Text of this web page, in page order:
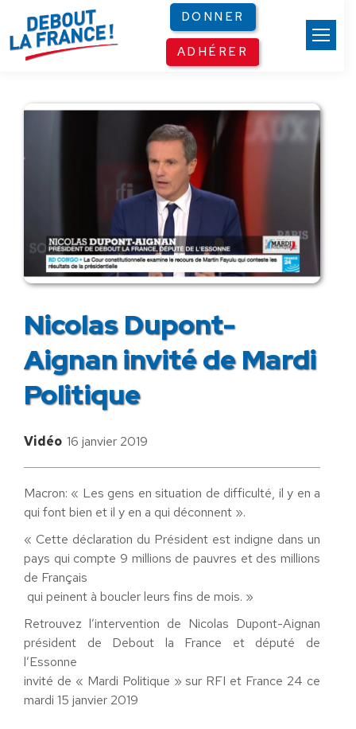
DONNER
ADHÉRER
Nicolas Dupont-
Aignan invité de Mardi
Politique
Vidéo 16 janvier 2019
Macron: « Les gens en situation de difficulté, il y en a
qui font bien et il y en a qui déconnent ».
« Cette déclaration du Président est indigne dans un
pays qui compte 9 millions de pauvres et des millions
de Français
qui peinent à boucler leurs fins de mois. »
Retrouvez l’intervention de Nicolas Dupont-Aignan
président de Debout la France et député de
l’Essonne
invité de « Mardi Politique » sur RFI et France 24 ce
mardi 15 janvier 2019
Panneau de gestion des cookies